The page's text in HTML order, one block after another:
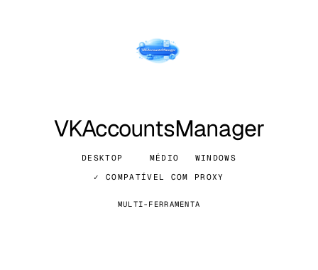
VKAccountsManager
DESKTOP MÉDIO
WINDOWS
✓ COMPATÍVEL COM PROXY
MULTI-FERRAMENTA